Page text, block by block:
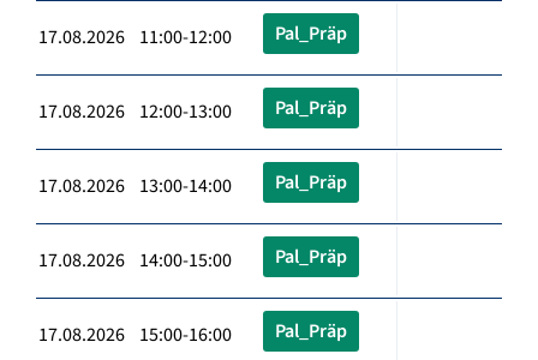
17.08.2026 11:00-12:00 Pal_Präp
17.08.2026 12:00-13:00 Pal_Präp
17.08.2026 13:00-14:00 Pal_Präp
17.08.2026 14:00-15:00 Pal_Präp
17.08.2026 15:00-16:00 Pal_Präp